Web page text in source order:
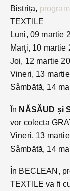
Bistrița,
TEXTILE
Luni, 09 martie
Marţi, 10
Joi, 12 martie
Vineri, 13
Sâmbătă, 14
În NĂSĂUD și
vor colecta
Vineri, 13
Sâmbătă, 14
În BECLEAN,
TEXTILE va fi